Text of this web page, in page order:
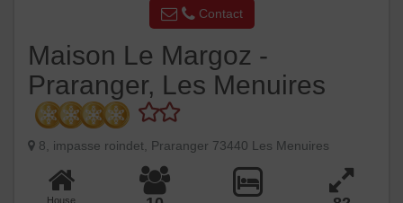
Contact
Maison Le Margoz -
Praranger, Les Menuires
8, impasse roindet, Praranger 73440 Les Menuires
House